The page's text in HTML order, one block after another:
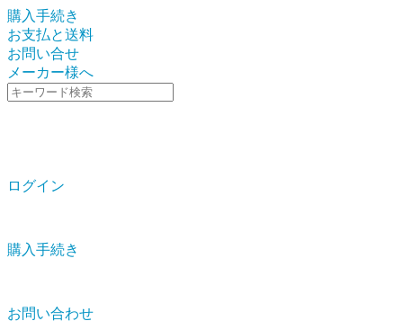
購入手続き
お支払と送料
お問い合せ
メーカー様へ
ログイン
購入手続き
お問い合わせ